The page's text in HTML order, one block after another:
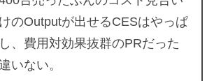
のOutputが出せるCESはやっぱ
、費用対効果抜群のPRだった
いない。